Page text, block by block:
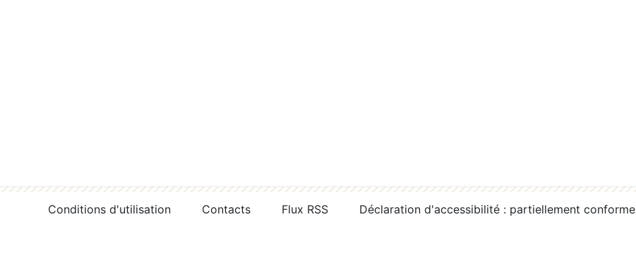
Conditions d'utilisation Contacts Flux RSS Déclaration d'accessibilité : partiellement conforme